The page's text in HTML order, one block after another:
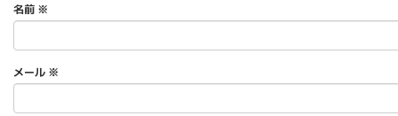
名前 ※
メール ※